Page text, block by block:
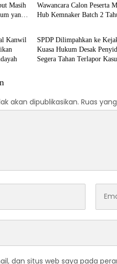
Masih
yang
Wawancara Calon Peserta
Hub Kemnaker Batch 2
Kanwil
Berita
SPDP Dilimpahkan ke
Kuasa Hukum Desak
Segera Tahan Terlapor
akan dipublikasikan. Ruas
dan situs web saya pada